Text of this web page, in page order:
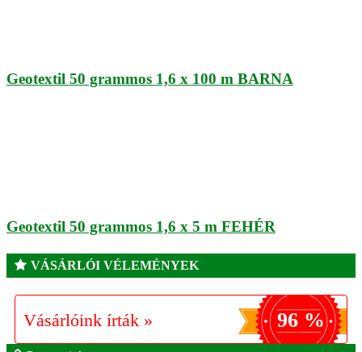
Geotextil 50 grammos 1,6 x 100 m BARNA
Geotextil 50 grammos 1,6 x 5 m FEHÉR
VÁSÁRLÓI VÉLEMÉNYEK
Vásárlóink írták » 96 %